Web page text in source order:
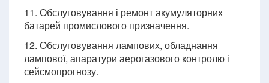
11. Обслуговування і ремонт акумуляторних
батарей промислового призначення.
12. Обслуговування лампових, обладнання
лампової, апаратури аерогазового контролю і
сейсмопрогнозу.